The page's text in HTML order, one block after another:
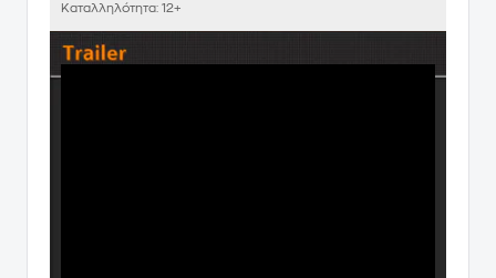
Καταλληλότητα: 12+